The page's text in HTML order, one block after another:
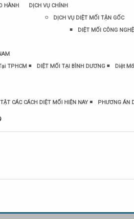
HÀNH
DỊCH VỤ CHÍNH
DỊCH VỤ DIỆT MỐI TẬN GỐC
DIỆT MỐI CÔNG
TPHCM
DIỆT MỐI TẠI BÌNH DƯƠNG
Diệt
CÁC CÁCH DIỆT MỐI HIỆN NAY
PHƯƠNG ÁN